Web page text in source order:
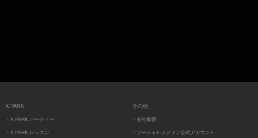
X PARK
・X PARK パーティー
・X PARK レッスン
その他
・会社概要
・ソーシャルメディア公式アカウント